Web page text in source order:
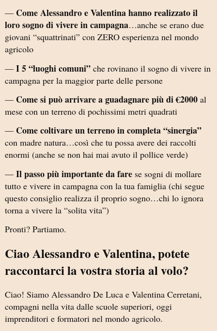
— ComeAlessandro e Valentina hanno realizzato il
loro sogno di vivere in campagna…anche se erano due
giovani “squattrinati” con ZERO esperienza nel mondo
agricolo
— I 5 “luoghi comuni” che rovinano il sogno di vivere in
campagna per la maggior parte delle persone
— Come si può arrivare a guadagnare più di €2000 al
mese con un terreno di pochissimi metri quadrati
— Come coltivare un terreno in completa “sinergia”
con madre natura…così che tu possa avere dei raccolti
enormi (anche se non hai mai avuto il pollice verde)
— Il passo più importante da fare se sogni di mollare
tutto e vivere in campagna con la tua famiglia (chi segue
questo consiglio realizza il proprio sogno…chi lo ignora
torna a vivere la “solita vita”)
Pronti? Partiamo.
Ciao Alessandro e Valentina, potete
raccontarci la vostra storia al volo?
Ciao! Siamo Alessandro De Luca e Valentina Cerretani,
compagni nella vita dalle scuole superiori, oggi
imprenditori e formatori nel mondo agricolo.